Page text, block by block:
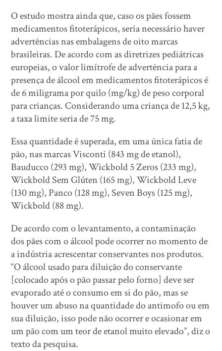
O estudo mostra ainda que, caso os pães fossem
medicamentos fitoterápicos, seria necessário haver
advertências nas embalagens de oito marcas
brasileiras. De acordo com as diretrizes pediátricas
europeias, o valor limítrofe de advertência para a
presença de álcool em medicamentos fitoterápicos é
de 6 miligrama por quilo (mg/kg) de peso corporal
para crianças. Considerando uma criança de 12,5 kg,
a taxa limite seria de 75 mg.
Essa quantidade é superada, em uma única fatia de
pão, nas marcas Visconti (843 mg de etanol),
Bauducco (293 mg), Wickbold 5 Zeros (233 mg),
Wickbold Sem Glúten (165 mg), Wickbold Leve
(130 mg), Panco (128 mg), Seven Boys (125 mg),
Wickbold (88 mg).
De acordo com o levantamento, a contaminação
dos pães com o álcool pode ocorrer no momento de
a indústria acrescentar conservantes nos produtos.
“O álcool usado para diluição do conservante
[colocado após o pão passar pelo forno] deve ser
evaporado até o consumo em si do pão, mas se
houver um abuso na quantidade do antimofo ou em
sua diluição, isso pode não ocorrer e ocasionar em
um pão com um teor de etanol muito elevado”, diz o
texto da pesquisa.